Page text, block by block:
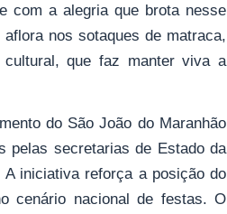
com a alegria que brota nesse
nos sotaques de matraca,
cultural, que faz manter viva a
do São João do Maranhão
pelas secretarias de Estado da
iniciativa reforça a posição do
cenário nacional de festas. O